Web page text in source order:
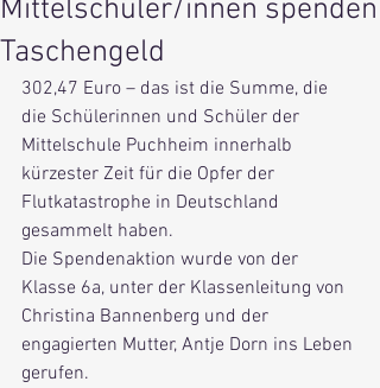
Mittelschüler/innen spenden
Taschengeld
302,47 Euro – das ist die Summe, die
die Schülerinnen und Schüler der
Mittelschule Puchheim innerhalb
kürzester Zeit für die Opfer der
Flutkatastrophe in Deutschland
gesammelt haben.
Die Spendenaktion wurde von der
Klasse 6a, unter der Klassenleitung von
Christina Bannenberg und der
engagierten Mutter, Antje Dorn ins Leben
gerufen.